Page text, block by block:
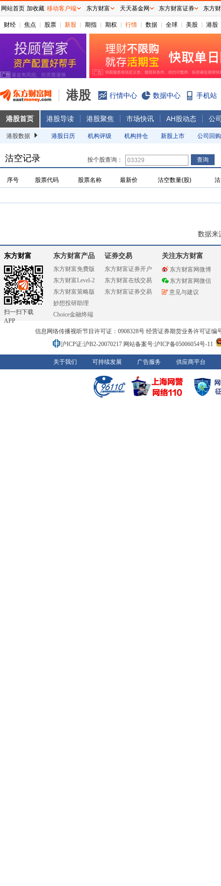
财经 焦点 股票 新股 期指 期权 行情 数据 全球 美股 港股
港股 行情中心 数据中心 手机站
港股首页 港股导读 港股聚焦 市场快讯 AH股动态 公
港股数据 港股日历 机构评级 机构持仓 新股上市 公司回购
沽空记录 按个股查询：
序号 股票代码 股票名称 最新价 沽空数量(股)
数据来
东方财富
扫一扫下载
APP
东方财富产品
东方财富免费版
东方财富Level-2
东方财富策略版
妙想投研助理
Choice金融终端
证券交易
东方财富证券开户
东方财富在线交易
东方财富证券交易
关注东方财富
东方财富网微博
东方财富网微信
意见与建议
信息网络传播视听节目许可证：0908328号 经营证券期货业务许可证编
沪ICP证:沪B2-20070217 网站备案号:沪ICP备05006054号-11
关于我们 可持续发展 广告服务 供应商平台
网站首页 加收藏 移动客户端 东方财富 天天基金网 东方财富证券 东方